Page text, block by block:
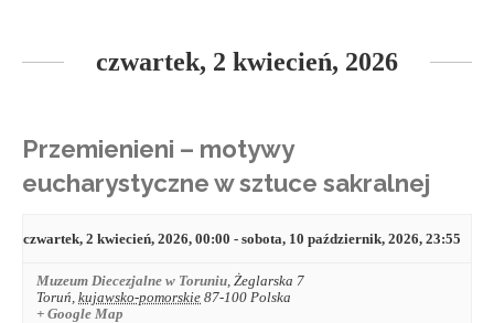
czwartek, 2 kwiecień, 2026
Przemienieni – motywy
eucharystyczne w sztuce sakralnej
czwartek, 2 kwiecień, 2026, 00:00 - sobota, 10 październik, 2026, 23:55
Muzeum Diecezjalne w Toruniu, Żeglarska 7
Toruń, kujawsko-pomorskie 87-100 Polska
+ Google Map